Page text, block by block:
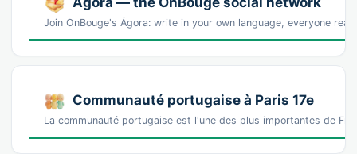
Join OnBouge's Ágora: write in your own language, everyone
Communauté portugaise à Paris 17e
La communauté portugaise est l'une des plus importantes de